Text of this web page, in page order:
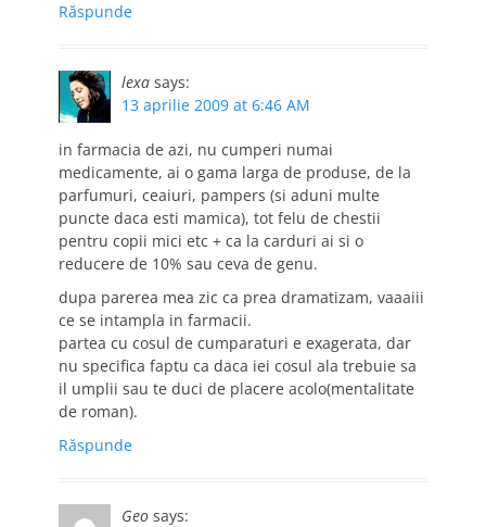
Răspunde
lexa says:
13 aprilie 2009 at 6:46 AM
in farmacia de azi, nu cumperi numai
medicamente, ai o gama larga de produse, de la
parfumuri, ceaiuri, pampers (si aduni multe
puncte daca esti mamica), tot felu de chestii
pentru copii mici etc + ca la carduri ai si o
reducere de 10% sau ceva de genu.
dupa parerea mea zic ca prea dramatizam, vaaaiii
ce se intampla in farmacii.
partea cu cosul de cumparaturi e exagerata, dar
nu specifica faptu ca daca iei cosul ala trebuie sa
il umplii sau te duci de placere acolo(mentalitate
de roman).
Răspunde
Geo says: